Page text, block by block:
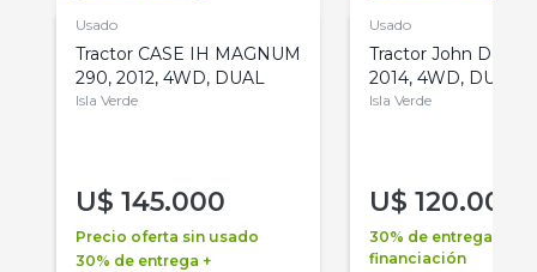
Usado
Tractor CASE IH MAGNUM
290, 2012, 4WD, DUAL
Isla Verde
U$ 145.000
Precio oferta sin usado
30% de entrega +
Usado
Tractor John Deere
2014, 4WD, DUAL
Isla Verde
U$ 120.000
30% de entrega +
financiación